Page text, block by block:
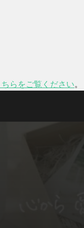
らをご覧ください。